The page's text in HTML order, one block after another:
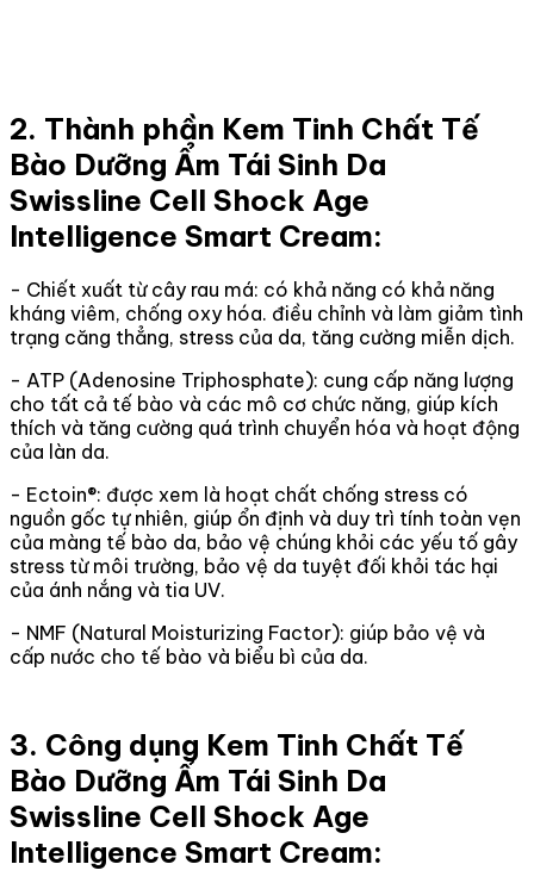
2. Thành phần Kem Tinh Chất Tế
Bào Dưỡng Ẩm Tái Sinh Da
Swissline Cell Shock Age
Intelligence Smart Cream:
- Chiết xuất từ cây rau má: có khả năng có khả năng
kháng viêm, chống oxy hóa. điều chỉnh và làm giảm tình
trạng căng thẳng, stress của da, tăng cường miễn dịch.
- ATP (Adenosine Triphosphate): cung cấp năng lượng
cho tất cả tế bào và các mô cơ chức năng, giúp kích
thích và tăng cường quá trình chuyển hóa và hoạt động
của làn da.
- Ectoin®: được xem là hoạt chất chống stress có
nguồn gốc tự nhiên, giúp ổn định và duy trì tính toàn vẹn
của màng tế bào da, bảo vệ chúng khỏi các yếu tố gây
stress từ môi trường, bảo vệ da tuyệt đối khỏi tác hại
của ánh nắng và tia UV.
- NMF (Natural Moisturizing Factor): giúp bảo vệ và
cấp nước cho tế bào và biểu bì của da.
3. Công dụng Kem Tinh Chất Tế
Bào Dưỡng Ẩm Tái Sinh Da
Swissline Cell Shock Age
Intelligence Smart Cream: